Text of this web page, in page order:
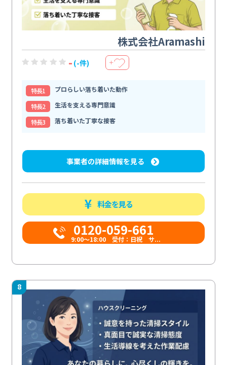
株式会社Aramashi
- (-件) ＋
特⻑1
プロらしい落ち着いた動作
特⻑2
生活を支える専門意識
特⻑3
落ち着いた丁寧な接客
事業者の詳細情報を見る
料金を見る
0120-059-661
9:00〜18:00 受付：日祝 サ...
8